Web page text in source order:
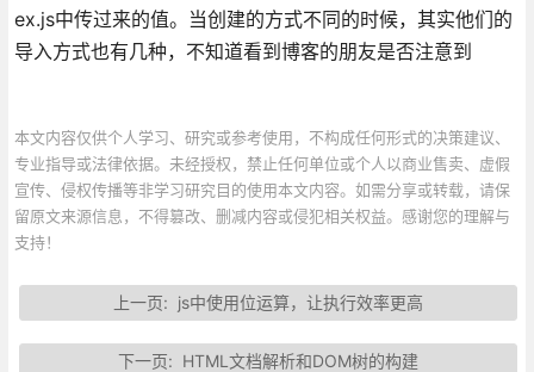
ex.js中传过来的值。当创建的方式不同的时候，其实他们的
导入方式也有几种，不知道看到博客的朋友是否注意到
本文内容仅供个人学习、研究或参考使用，不构成任何形式的决策建议、
专业指导或法律依据。未经授权，禁止任何单位或个人以商业售卖、虚假
宣传、侵权传播等非学习研究目的使用本文内容。如需分享或转载，请保
留原文来源信息，不得篡改、删减内容或侵犯相关权益。感谢您的理解与
支持！
上一页: js中使用位运算，让执行效率更高
下一页: HTML文档解析和DOM树的构建